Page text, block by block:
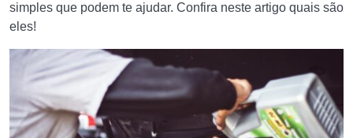
simples que podem te ajudar. Confira neste artigo quais são
eles!